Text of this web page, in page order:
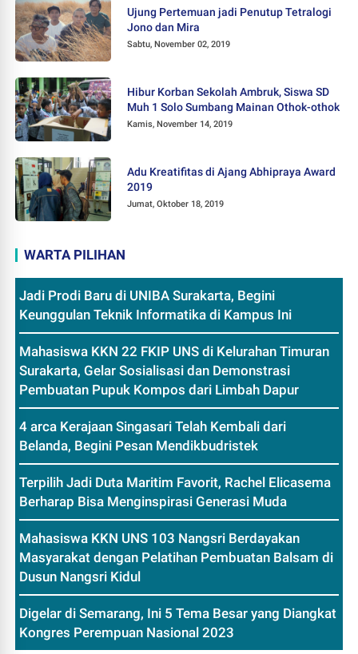
Ujung Pertemuan jadi Penutup Tetralogi
Jono dan Mira
Sabtu, November 02, 2019
Hibur Korban Sekolah Ambruk, Siswa SD
Muh 1 Solo Sumbang Mainan Othok-othok
Kamis, November 14, 2019
Adu Kreatifitas di Ajang Abhipraya Award
2019
Jumat, Oktober 18, 2019
WARTA PILIHAN
Jadi Prodi Baru di UNIBA Surakarta, Begini
Keunggulan Teknik Informatika di Kampus Ini
Mahasiswa KKN 22 FKIP UNS di Kelurahan Timuran
Surakarta, Gelar Sosialisasi dan Demonstrasi
Pembuatan Pupuk Kompos dari Limbah Dapur
4 arca Kerajaan Singasari Telah Kembali dari
Belanda, Begini Pesan Mendikbudristek
Terpilih Jadi Duta Maritim Favorit, Rachel Elicasema
Berharap Bisa Menginspirasi Generasi Muda
Mahasiswa KKN UNS 103 Nangsri Berdayakan
Masyarakat dengan Pelatihan Pembuatan Balsam di
Dusun Nangsri Kidul
Digelar di Semarang, Ini 5 Tema Besar yang Diangkat
Kongres Perempuan Nasional 2023